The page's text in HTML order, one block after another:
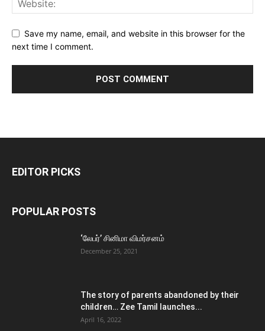
Save my name, email, and website in this browser for the
next time I comment.
EDITOR PICKS
POPULAR POSTS
‘லேபர்’ சினிமா விமர்சனம்
December 25, 2021
The story of parents abandoned by their
children… Zee Tamil launches...
April 16, 2022